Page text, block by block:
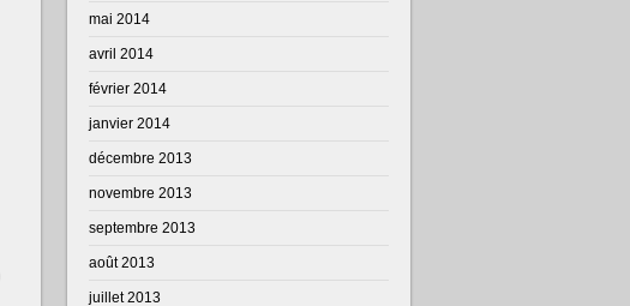
mai 2014
avril 2014
février 2014
janvier 2014
décembre 2013
novembre 2013
septembre 2013
août 2013
juillet 2013